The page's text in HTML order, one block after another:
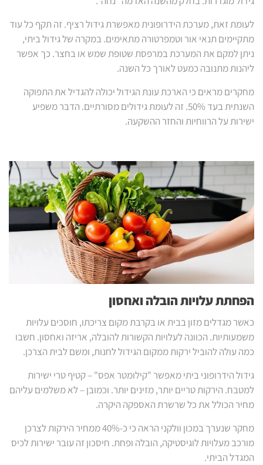
לעומת זאת, מערכת הידרופונית מאפשרת גידול רציף. זה תקף כל עוד
מתקיימים תנאי אור וטמפרטורה מתאימים. במקרה של גידול ביתי,
ניתן למקם את המערכת במרפסת שטופת שמש או בחצר. כך אפשר
ליהנות מתנובה כמעט לאורך כל השנה.
מחקרים מראים כי הארכת עונת הגידול יכולה להגדיל את התפוקה
השנתית בעד 50%. זה לעומת גידולים מסורתיים. הדבר משפיע
ישירות על הרווחיות והחזר ההשקעה.
הפחתת עלויות הובלה ואחסון
כאשר מגדלים מזון בבית או בקרבת מקום צריכתו, חוסכים עלויות
משמעותיות. הכוונה לעלויות הקשורות להובלה, אריזה ואחסון. חשבו
כמה עולה להוביל ירקות ממקום הגידול לחנות, ומשם לבית הצרכן.
גידול הידרופוני ביתי מאפשר "קילומטר אפס" – קטיף טרי ישירות
למטבח. הירקות טריים יותר, מזינים יותר. וכמובן – לא משלמים עליהם
מחיר הכולל את כל שרשרת האספקה היקרה.
מחקר שנערך במכון וולקני הראה כי כ-40% ממחיר הירקות לצרכן
מורכב מעלויות לוגיסטיקה, הובלה ופחת. חיסכון זה עובר ישירות לכיס
המגדל הביתי.